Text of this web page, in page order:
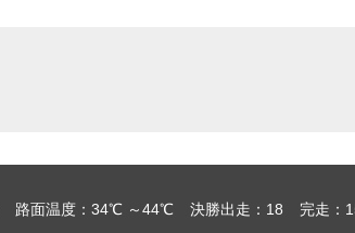
路面温度：34℃ ～44℃ 決勝出走：18
完走：